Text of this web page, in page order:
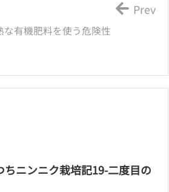
な有機肥料を使う危険性
Prev
ちニンニク栽培記19-二度目の